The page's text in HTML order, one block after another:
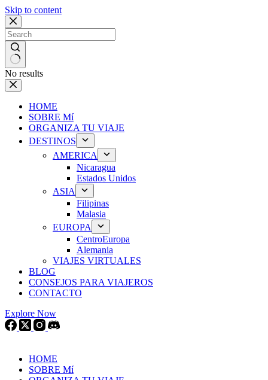
Skip to content
No results
HOME
SOBRE Mí
ORGANIZA TU VIAJE
DESTINOS
AMERICA
Nicaragua
Estados Unidos
ASIA
Filipinas
Malasia
EUROPA
CentroEuropa
Alemania
VIAJES VIRTUALES
BLOG
CONSEJOS PARA VIAJEROS
CONTACTO
Explore Now
HOME
SOBRE Mí